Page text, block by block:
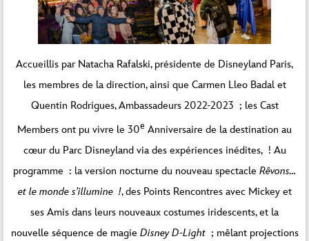
Accueillis par Natacha Rafalski, présidente de Disneyland Paris,
les membres de la direction, ainsi que Carmen Lleo Badal et
Quentin Rodrigues, Ambassadeurs 2022-2023 ; les Cast
Members ont pu vivre le 30e Anniversaire de la destination au
cœur du Parc Disneyland via des expériences inédites, ! Au
programme : la version nocturne du nouveau spectacle Rêvons…
et le monde s’illumine !, des Points Rencontres avec Mickey et
ses Amis dans leurs nouveaux costumes iridescents, et la
nouvelle séquence de magie Disney D-Light ; mêlant projections